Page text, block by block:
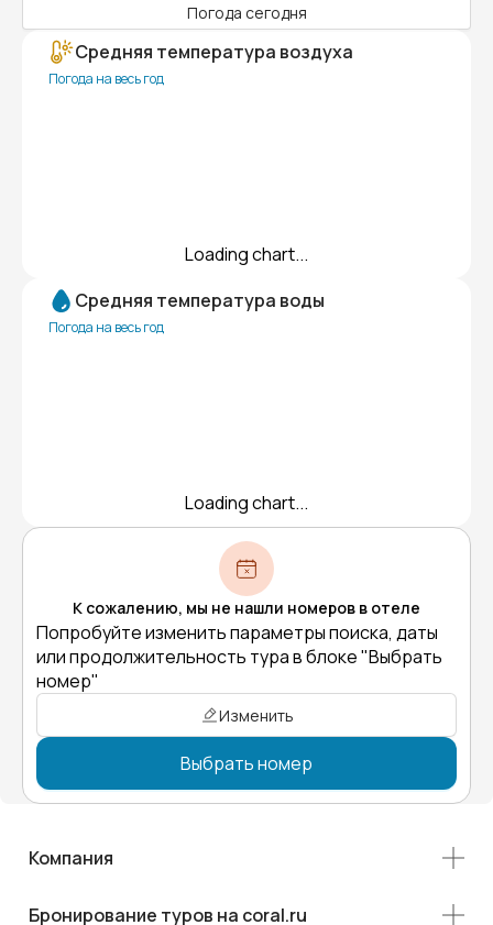
Погода сегодня
Средняя температура воздуха
Погода на весь год
Loading chart...
Средняя температура воды
Погода на весь год
Loading chart...
К сожалению, мы не нашли номеров в отеле
Попробуйте изменить параметры поиска, даты
или продолжительность тура в блоке "Выбрать
номер"
Изменить
Выбрать номер
Компания
Бронирование туров на coral.ru